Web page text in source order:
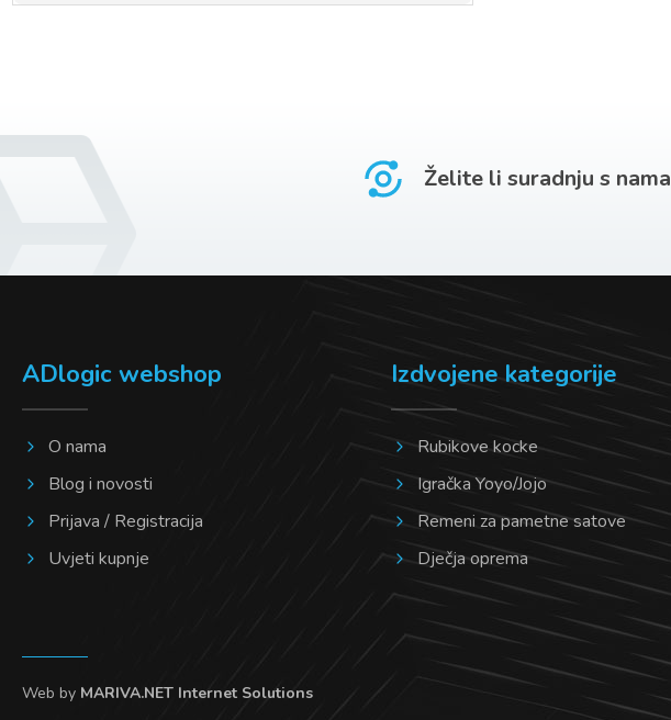
Želite li suradnju s nama
ADlogic webshop
O nama
Blog i novosti
Prijava / Registracija
Uvjeti kupnje
Izdvojene kategorije
Rubikove kocke
Igračka Yoyo/Jojo
Remeni za pametne satove
Dječja oprema
Web by MARIVA.NET Internet Solutions